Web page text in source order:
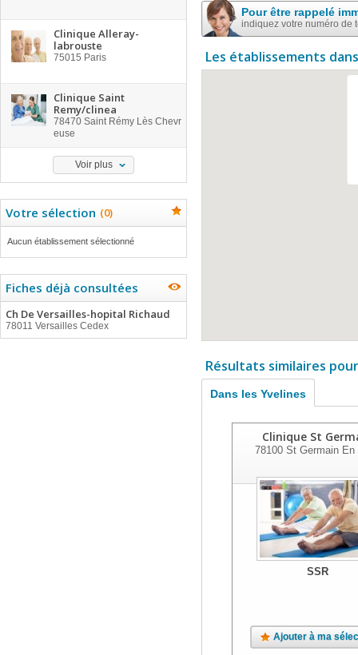
Clinique Alleray-
labrouste
75015 Paris
Clinique Saint
Remy/clinea
78470 Saint Rémy Lès Chevr
euse
Voir plus
Votre sélection (0)
Aucun établissement sélectionné
Fiches déjà consultées
Ch De Versailles-hopital Richaud
78011 Versailles Cedex
Pour être rappelé
indiquez votre numéro de
Les établissements
Résultats similaires
Dans les Yvelines
Clinique St
78100 St Germain En
SSR
Ajouter à ma